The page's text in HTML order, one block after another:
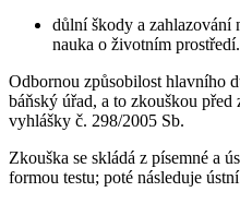
důlní škody a zahlazování
nauka o životním prostředí.
Odbornou způsobilost hlavního
báňský úřad, a to zkouškou
vyhlášky č. 298/2005 Sb.
Zkouška se skládá z písemné a
formou testu; poté následuje